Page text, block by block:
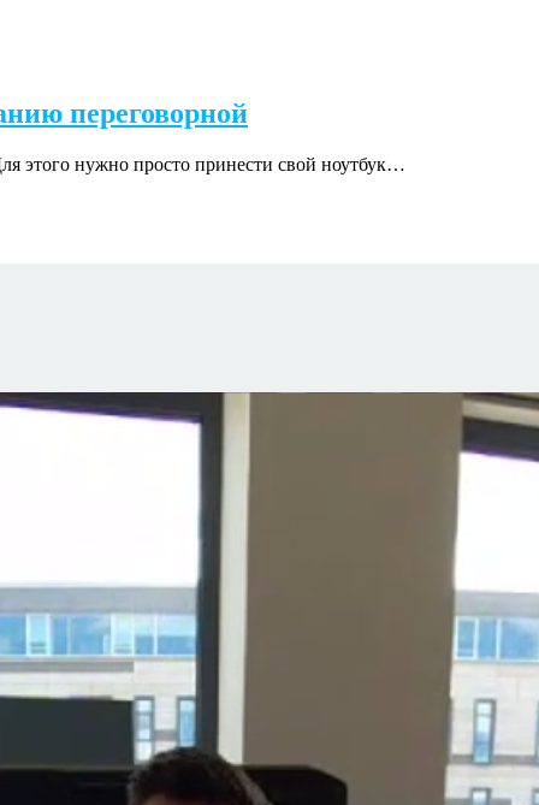
переговорной
этого нужно просто принести свой ноутбук…